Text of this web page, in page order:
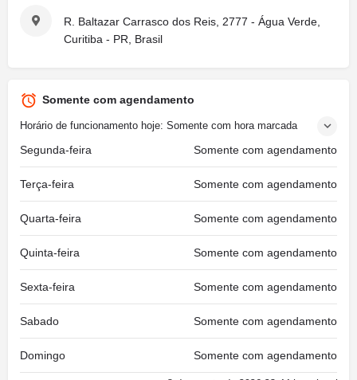
R. Baltazar Carrasco dos Reis, 2777 - Água Verde,
Curitiba - PR, Brasil
Somente com agendamento
Horário de funcionamento hoje: Somente com hora marcada
Segunda-feira Somente com agendamento
Terça-feira Somente com agendamento
Quarta-feira Somente com agendamento
Quinta-feira Somente com agendamento
Sexta-feira Somente com agendamento
Sabado Somente com agendamento
Domingo Somente com agendamento